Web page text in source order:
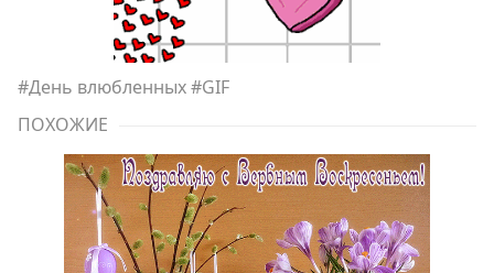
#День влюбленных#GIF
ПОХОЖИЕ